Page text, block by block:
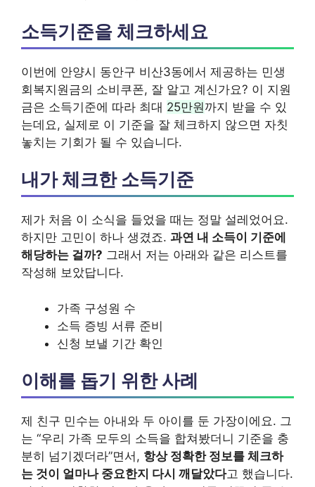
소득기준을 체크하세요
이번에 안양시 동안구 비산3동에서 제공하는 민생
회복지원금의 소비쿠폰, 잘 알고 계신가요? 이 지원
금은 소득기준에 따라 최대 25만원까지 받을 수 있
는데요, 실제로 이 기준을 잘 체크하지 않으면 자칫
놓치는 기회가 될 수 있습니다.
내가 체크한 소득기준
제가 처음 이 소식을 들었을 때는 정말 설레었어요.
하지만 고민이 하나 생겼죠. 과연 내 소득이 기준에
해당하는 걸까? 그래서 저는 아래와 같은 리스트를
작성해 보았답니다.
가족 구성원 수
소득 증빙 서류 준비
신청 보낼 기간 확인
이해를 돕기 위한 사례
제 친구 민수는 아내와 두 아이를 둔 가장이에요. 그
는 “우리 가족 모두의 소득을 합쳐봤더니 기준을 충
분히 넘기겠더라”면서, 항상 정확한 정보를 체크하
는 것이 얼마나 중요한지 다시 깨달았다고 했습니다.